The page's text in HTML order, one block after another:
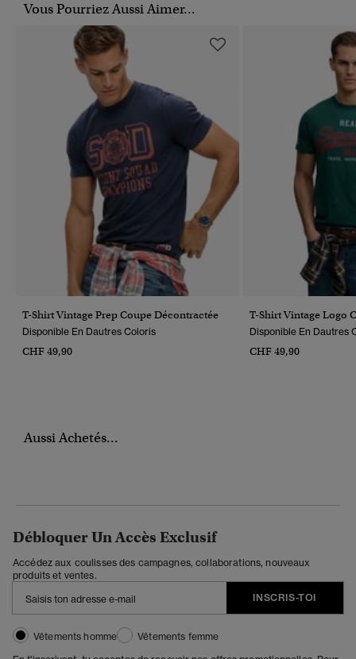
Vous Pourriez Aussi Aimer...
T-Shirt Vintage Prep Coupe Décontractée
Disponible En Dautres Coloris
CHF 49,90
T-Shirt Vintage Logo
Disponible En Dautres
CHF 49,90
Aussi Achetés...
Débloquer Un Accès Exclusif
Accédez aux coulisses des campagnes, collaborations, nouveaux
produits et ventes.
INSCRIS-TOI
Vêtements homme
Vêtements femme